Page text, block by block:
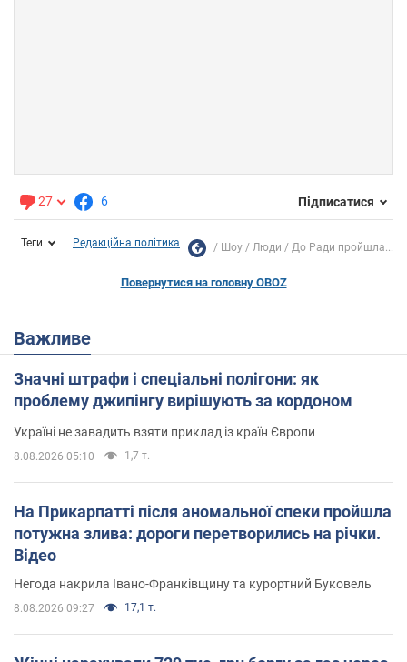
27 6 Підписатися
Теги Редакційна політика Шоу Люди До Ради пройшла...
Повернутися на головну OBOZ
Важливе
Значні штрафи і спеціальні полігони: як
проблему джипінгу вирішують за кордоном
Україні не завадить взяти приклад із країн Європи
8.08.2026 05:10 1,7 т.
На Прикарпатті після аномальної спеки пройшла
потужна злива: дороги перетворились на річки.
Відео
Негода накрила Івано-Франківщину та курортний Буковель
8.08.2026 09:27 17,1 т.